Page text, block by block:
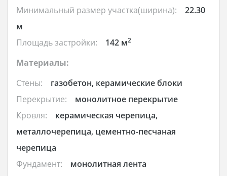
Минимальный размер участка(ширина):
22.30
м
Площадь застройки:
142 м2
Материалы:
Стены:
газобетон, керамические блоки
Перекрытие:
монолитное перекрытие
Кровля:
керамическая черепица,
металлочерепица, цементно-песчаная
черепица
Фундамент:
монолитная лента